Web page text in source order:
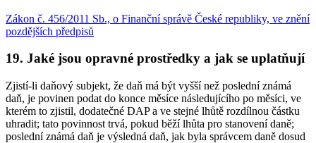
Zákon č. 456/2011 Sb., o Finanční správě České republiky, ve znění
pozdějších předpisů
19. Jaké jsou opravné prostředky a jak se uplatňují
Zjistí-li daňový subjekt, že daň má být vyšší než poslední známá
daň, je povinen podat do konce měsíce následujícího po měsíci, ve
kterém to zjistil, dodatečné DAP a ve stejné lhůtě rozdílnou částku
uhradit; tato povinnost trvá, pokud běží lhůta pro stanovení daně;
poslední známá daň je výsledná daň, jak byla správcem daně dosud